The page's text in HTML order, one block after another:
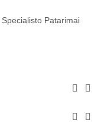
Patarimai



